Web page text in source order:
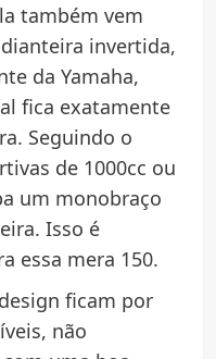
também vem
invertida,
da Yamaha,
fica exatamente
Seguindo o
de 1000cc ou
um monobraço
Isso é
essa mera 150.
ficam por
não